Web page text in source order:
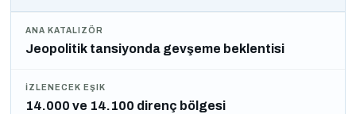
ANA KATALIZÖR
Jeopolitik tansiyonda gevşeme beklentisi
İZLENECEK EŞIK
14.000 ve 14.100 direnç bölgesi